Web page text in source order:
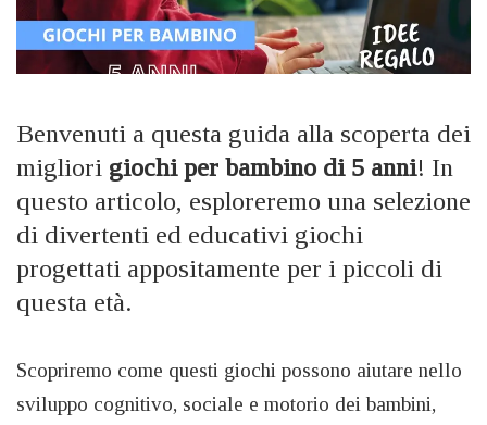
Benvenuti a questa guida alla scoperta dei
migliori giochi per bambino di 5 anni! In
questo articolo, esploreremo una selezione
di divertenti ed educativi giochi
progettati appositamente per i piccoli di
questa età.
Scopriremo come questi giochi possono aiutare nello
sviluppo cognitivo, sociale e motorio dei bambini,